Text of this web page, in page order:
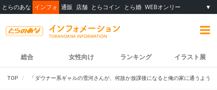
とらのあな インフォ 通販 店舗 とらコイン とら婚 WEBオンリー ▼
総合 女性向け ランキング イラスト展
TOP 「ダウナー系ギャルの雪河さんが、何故か放課後になると俺の家に通うよう